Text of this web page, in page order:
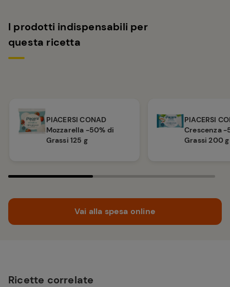
I prodotti indispensabili per
questa ricetta
PIACERSI CONAD
Mozzarella -50% di
Grassi 125 g
PIACERSI
Crescenza -
Grassi 200 g
Vai alla spesa online
Ricette correlate